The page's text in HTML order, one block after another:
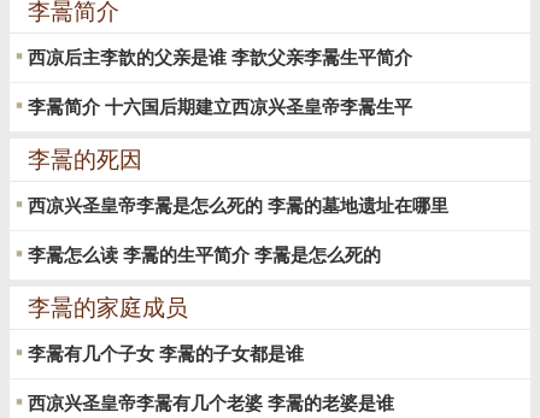
李暠简介
西凉后主李歆的父亲是谁 李歆父亲李暠生平简介
李暠简介 十六国后期建立西凉兴圣皇帝李暠生平
李暠的死因
西凉兴圣皇帝李暠是怎么死的 李暠的墓地遗址在哪里
李暠怎么读 李暠的生平简介 李暠是怎么死的
李暠的家庭成员
李暠有几个子女 李暠的子女都是谁
西凉兴圣皇帝李暠有几个老婆 李暠的老婆是谁